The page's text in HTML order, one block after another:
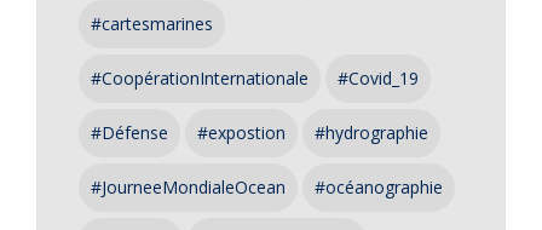
#cartesmarines
#CoopérationInternationale #Covid_19
#Défense #expostion #hydrographie
#JourneeMondialeOcean #océanographie